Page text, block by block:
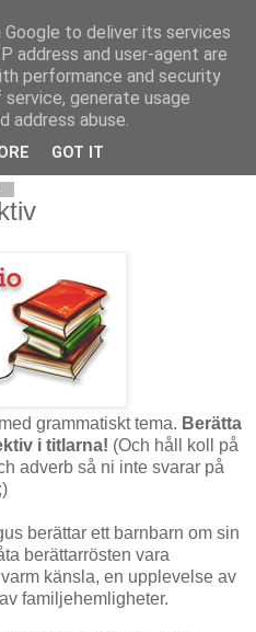
grammatiskt tema. Berätta
i titlarna! (Och håll koll på
adverb så ni inte svarar på
berättar ett barnbarn om sin
berättarrösten vara
känsla, en upplevelse av
familjehemligheter.
to deliver its services
address and user-agent are
performance and security
generate usage
address abuse.
GOT IT